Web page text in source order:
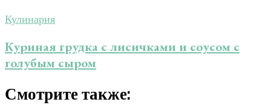
Кулинария
Куриная грудка с лисичками и соусом с
голубым сыром
Смотрите также: